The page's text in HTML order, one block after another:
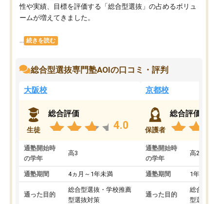
性や実績、目標を評価する「総合型選抜」の占めるボリュ
ームが増えてきました。
続きを読む
総合型選抜専門塾AOIの口コミ・評判
大阪校
生徒
総合評価
4.0
通塾開始時
の学年
高3
通塾期間 4ヵ月～1年未満
通った目的
総合型選抜・学校推薦
型選抜対策
京都校
保護者
総合評価
通塾開始時
の学年
高2
通塾期間 1年以上
通った目的
総合型選
型選抜対